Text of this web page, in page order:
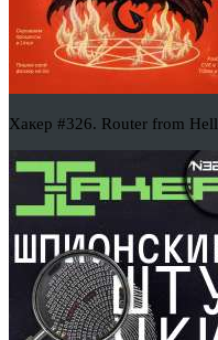
Хакер #326. Router from Hell